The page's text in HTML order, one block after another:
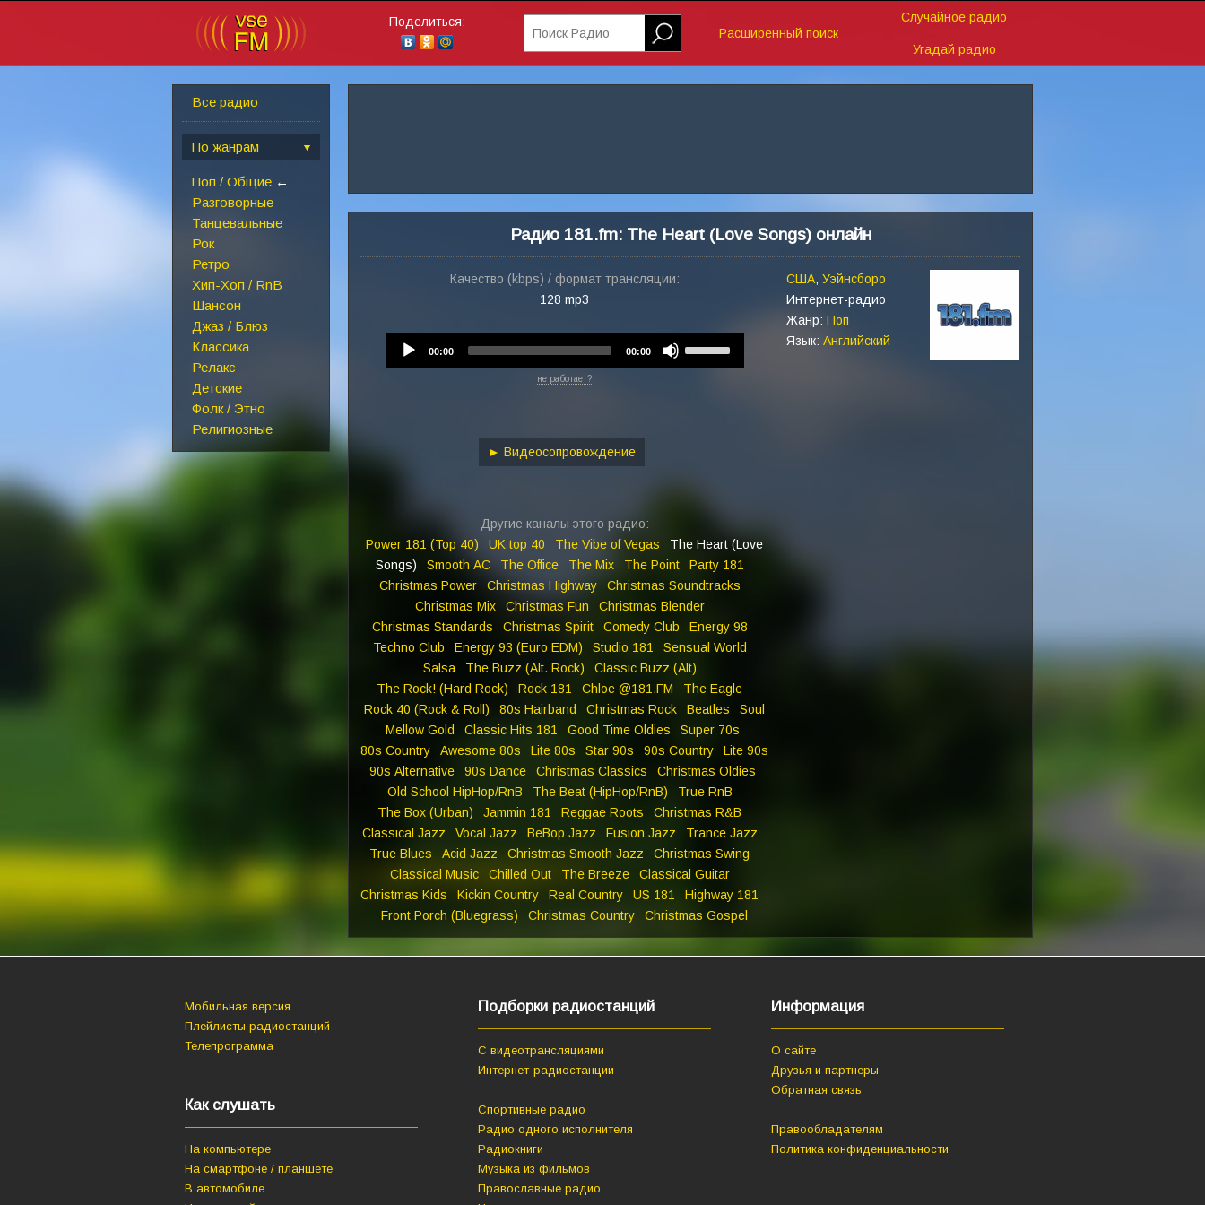
Поделиться:
Поиск Радио
Расширенный поиск
Случайное радио
Угадай радио
Все радио
По жанрам
Поп / Общие ←
Разговорные
Танцевальные
Рок
Ретро
Хип-Хоп / RnB
Шансон
Джаз / Блюз
Классика
Релакс
Детские
Фолк / Этно
Религиозные
Радио 181.fm: The Heart (Love Songs) онлайн
Качество (kbps) / формат трансляции:
128 mp3
00:00 00:00
не работает?
► Видеосопровождение
Другие каналы этого радио:
Power 181 (Top 40)
UK top 40 The Vibe of Vegas The Heart (Love
Songs) Smooth AC The Office The Mix The Point
Party 181
Christmas Power
Christmas Highway
Christmas Soundtracks
Christmas Mix
Christmas Fun
Christmas Blender
Christmas Standards
Christmas Spirit Comedy Club
Energy 98
Techno Club
Energy 93 (Euro EDM) Studio 181
Sensual World
Salsa
The Buzz (Alt. Rock)
Classic Buzz (Alt)
The Rock! (Hard Rock)
Rock 181 Chloe @181.FM
The Eagle
Rock 40 (Rock & Roll)
80s Hairband Christmas Rock Beatles
Soul
Mellow Gold
Classic Hits 181 Good Time Oldies
Super 70s
80s Country
Awesome 80s Lite 80s Star 90s 90s Country
Lite 90s
90s Alternative
90s Dance Christmas Classics
Christmas Oldies
Old School HipHop/RnB
The Beat (HipHop/RnB)
True RnB
The Box (Urban)
Jammin 181 Reggae Roots
Christmas R&B
Classical Jazz
Vocal Jazz BeBop Jazz Fusion Jazz
Trance Jazz
True Blues
Acid Jazz Christmas Smooth Jazz
Christmas Swing
Classical Music
Chilled Out The Breeze
Classical Guitar
Christmas Kids
Kickin Country Real Country US 181
Highway 181
Front Porch (Bluegrass)
Christmas Country Christmas Gospel
США, Уэйнсборо
Интернет-радио
Жанр: Поп
Язык: Английский
Мобильная версия
Плейлисты радиостанций
Телепрограмма
Как слушать
На компьютере
На смартфоне / планшете
В автомобиле
Подборки радиостанций
С видеотрансляциями
Интернет-радиостанции
Спортивные радио
Радио одного исполнителя
Радиокниги
Музыка из фильмов
Православные радио
Информация
О сайте
Друзья и партнеры
Обратная связь
Правообладателям
Политика конфиденциальности